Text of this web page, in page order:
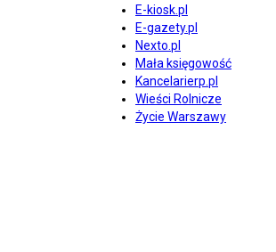
E-kiosk.pl
E-gazety.pl
Nexto.pl
Mała księgowość
Kancelarierp.pl
Wieści Rolnicze
Życie Warszawy